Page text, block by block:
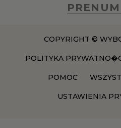
COPYRIGHT ©
POLITYKA
POMOC
USTAWIENIA